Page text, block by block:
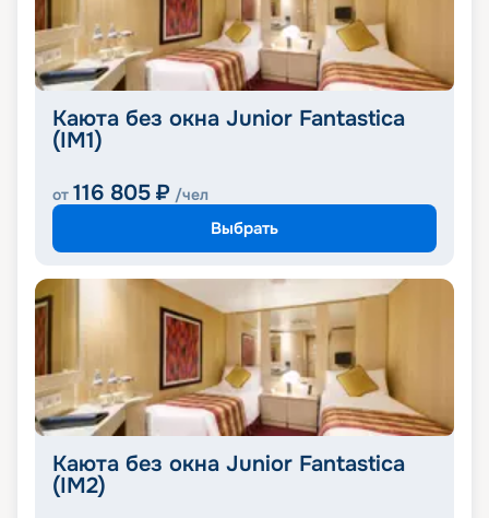
Каюта без окна Junior Fantastica
(IM1)
от 116 805 ₽ /чел
Выбрать
Каюта без окна Junior Fantastica
(IM2)